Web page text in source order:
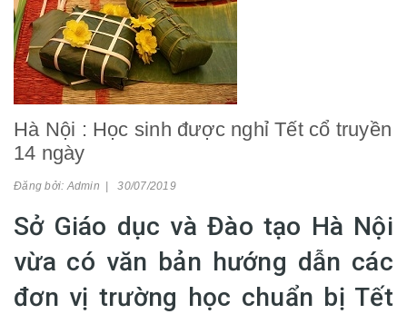
Hà Nội : Học sinh được nghỉ Tết cổ truyền
14 ngày
Đăng bởi: Admin | 30/07/2019
Sở Giáo dục và Đào tạo Hà Nội
vừa có văn bản hướng dẫn các
đơn vị trường học chuẩn bị Tết